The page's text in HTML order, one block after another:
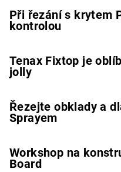
Při řezání s krytem
kontrolou
Tenax Fixtop je
jolly
Řezejte obklady a
Sprayem
Workshop na
Board